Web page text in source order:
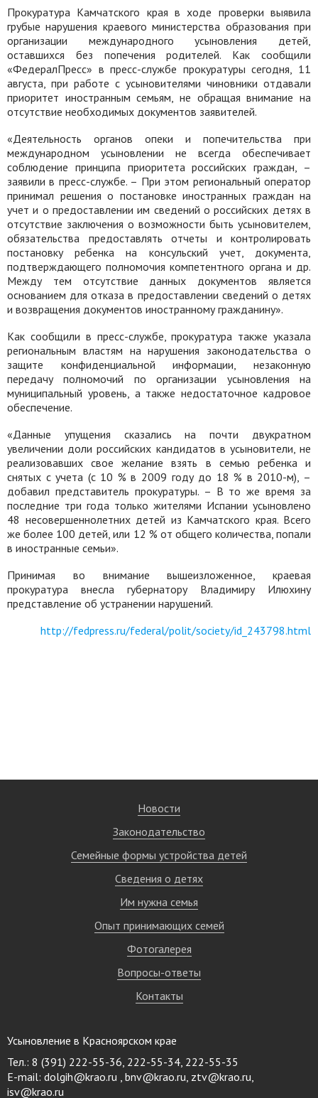
Прокуратура Камчатского края в ходе проверки выявила
грубые нарушения краевого министерства образования при
организации международного усыновления детей,
оставшихся без попечения родителей. Как сообщили
«ФедералПресс» в пресс-службе прокуратуры сегодня, 11
августа, при работе с усыновителями чиновники отдавали
приоритет иностранным семьям, не обращая внимание на
отсутствие необходимых документов заявителей.
«Деятельность органов опеки и попечительства при
международном усыновлении не всегда обеспечивает
соблюдение принципа приоритета российских граждан, –
заявили в пресс-службе. – При этом региональный оператор
принимал решения о постановке иностранных граждан на
учет и о предоставлении им сведений о российских детях в
отсутствие заключения о возможности быть усыновителем,
обязательства предоставлять отчеты и контролировать
постановку ребенка на консульский учет, документа,
подтверждающего полномочия компетентного органа и др.
Между тем отсутствие данных документов является
основанием для отказа в предоставлении сведений о детях
и возвращения документов иностранному гражданину».
Как сообщили в пресс-службе, прокуратура также указала
региональным властям на нарушения законодательства о
защите конфиденциальной информации, незаконную
передачу полномочий по организации усыновления на
муниципальный уровень, а также недостаточное кадровое
обеспечение.
«Данные упущения сказались на почти двукратном
увеличении доли российских кандидатов в усыновители, не
реализовавших свое желание взять в семью ребенка и
снятых с учета (с 10 % в 2009 году до 18 % в 2010-м), –
добавил представитель прокуратуры. – В то же время за
последние три года только жителями Испании усыновлено
48 несовершеннолетних детей из Камчатского края. Всего
же более 100 детей, или 12 % от общего количества, попали
в иностранные семьи».
Принимая во внимание вышеизложенное, краевая
прокуратура внесла губернатору Владимиру Илюхину
представление об устранении нарушений.
http://fedpress.ru/federal/polit/society/id_243798.html
Новости
Законодательство
Семейные формы устройства детей
Сведения о детях
Им нужна семья
Опыт принимающих семей
Фотогалерея
Вопросы-ответы
Контакты
Усыновление в Красноярском крае
Тел.: 8 (391) 222-55-36, 222-55-34, 222-55-35
E-mail: dolgih@krao.ru , bnv@krao.ru, ztv@krao.ru,
isv@krao.ru